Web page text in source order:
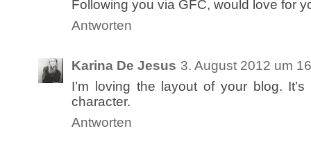
Following you via GFC, would love for
Antworten
Karina De Jesus 3. August 2012 um
I’m loving the layout of your blog.
character.
Antworten